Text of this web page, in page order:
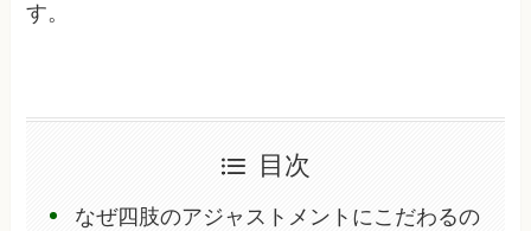
す。
目次
なぜ四肢のアジャストメントにこだわるの